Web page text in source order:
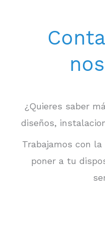
¿Quieres saber
diseños,
Trabajamos con
poner a tu